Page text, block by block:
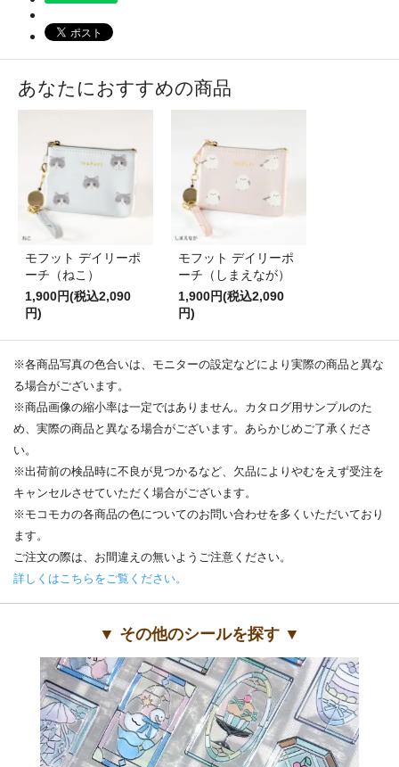
あなたにおすすめの商品
モフット デイリーポ
ーチ（ねこ）
1,900円(税込2,090
円)
モフット デイリーポ
ーチ（しまえなが）
1,900円(税込2,090
円)
※各商品写真の色合いは、モニターの設定などにより実際の商品と異な
る場合がございます。
※商品画像の縮小率は一定ではありません。カタログ用サンプルのた
め、実際の商品と異なる場合がございます。あらかじめご了承くださ
い。
※出荷前の検品時に不良が見つかるなど、欠品によりやむをえず受注を
キャンセルさせていただく場合がございます。
※モコモカの各商品の色についてのお問い合わせを多くいただいており
ます。
ご注文の際は、お間違えの無いようご注意ください。
詳しくはこちらをご覧ください。
▼ その他のシールを探す ▼